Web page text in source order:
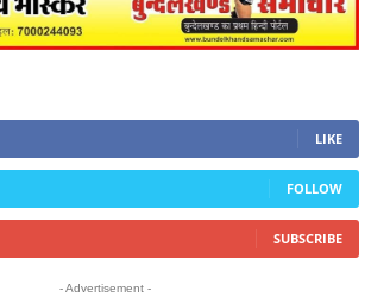
LIKE
FOLLOW
SUBSCRIBE
- Advertisement -